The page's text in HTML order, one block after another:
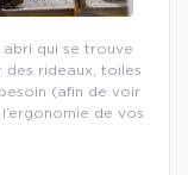
abri qui se trouve
des rideaux, toiles
(afin de voir
de vos